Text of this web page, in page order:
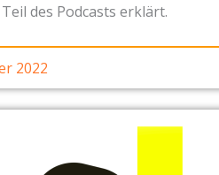
des Podcasts erklärt.
2022